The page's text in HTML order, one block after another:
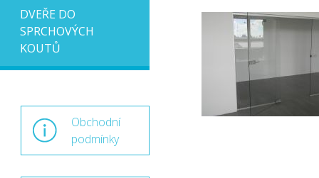
DVEŘE DO
SPRCHOVÝCH
KOUTŮ
Obchodní
podmínky